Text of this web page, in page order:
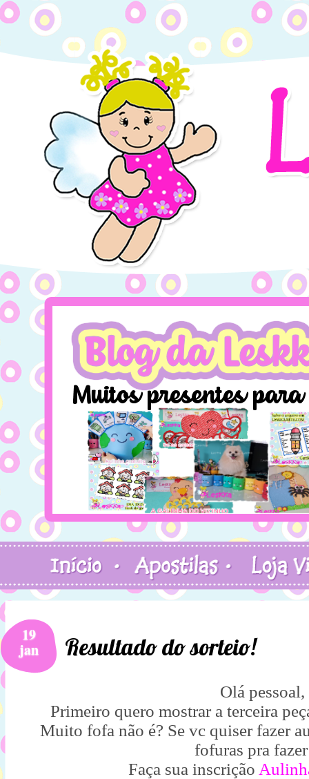
19
jan Resultado do sorteio!
Olá pessoal,
Primeiro quero mostrar a terceira
Muito fofa não é? Se vc quiser fazer
fofuras pra
Faça sua inscrição